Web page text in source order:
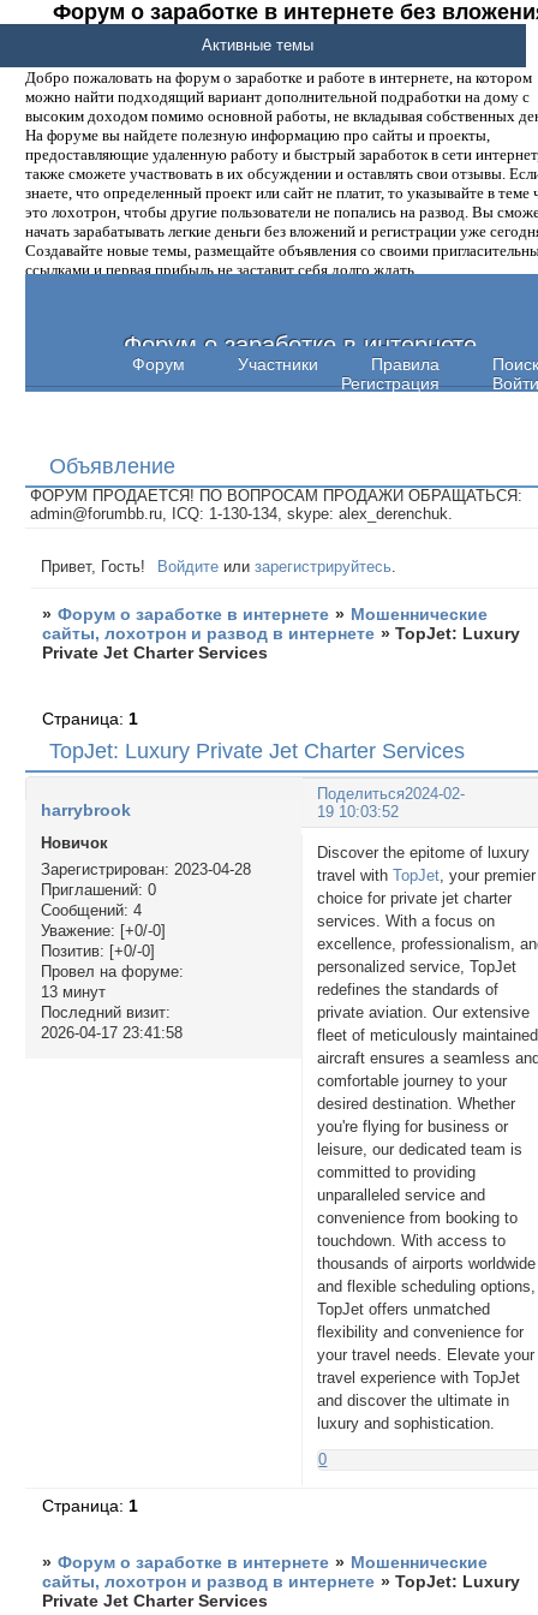
Форум о заработке в интернете без
денег.
Добро пожаловать на форум о заработке и работе в интернете, на котором
можно найти подходящий вариант дополнительной подработки на дому с
высоким доходом помимо основной работы, не вкладывая собственных
На форуме вы найдете полезную информацию про сайты и проекты,
предоставляющие удаленную работу и быстрый заработок в сети
также сможете участвовать в их обсуждении и оставлять свои отзывы.
знаете, что определенный проект или сайт не платит, то указывайте в теме
это лохотрон, чтобы другие пользователи не попались на развод. Вы
начать зарабатывать легкие деньги без вложений и регистрации уже
Создавайте новые темы, размещайте объявления со своими
ссылками и первая прибыль не заставит себя долго ждать.
Форум о заработке в интернете
Форум Участники Правила
Поиск
Регистрация
Войти
Активные темы
Объявление
ФОРУМ ПРОДАЕТСЯ! ПО ВОПРОСАМ ПРОДАЖИ ОБРАЩАТЬСЯ:
admin@forumbb.ru, ICQ: 1-130-134, skype: alex_derenchuk.
Привет, Гость! Войдите илизарегистрируйтесь
» Форум о заработке в интернете » Мошеннические
сайты, лохотрон и развод в интернете »TopJet: Luxury
Private Jet Charter Services
TopJet: Luxury Private Jet Charter Services
Страница: 1
Поделиться2024-02-
19 10:03:52
harrybrook
Новичок
Зарегистрирован: 2023-04-28
Приглашений: 0
Сообщений: 4
Уважение: [+0/-0]
Позитив: [+0/-0]
Провел на форуме:
13 минут
Последний визит:
2026-04-17 23:41:58
Discover the epitome of luxury
travel withTopJet , your premier
choice for private jet charter
services. With a focus on
excellence, professionalism,
personalized service, TopJet
redefines the standards of
private aviation. Our extensive
fleet of meticulously maintained
aircraft ensures a seamless
comfortable journey to your
desired destination. Whether
you're flying for business or
leisure, our dedicated team is
committed to providing
unparalleled service and
convenience from booking to
touchdown. With access to
thousands of airports worldwide
and flexible scheduling options,
TopJet offers unmatched
flexibility and convenience for
your travel needs. Elevate your
travel experience with TopJet
and discover the ultimate in
luxury and sophistication.
0
Страница: 1
» Форум о заработке в интернете » Мошеннические
сайты, лохотрон и развод в интернете »TopJet: Luxury
Private Jet Charter Services